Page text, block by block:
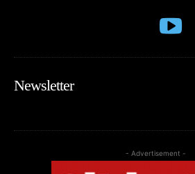
Newsletter
- Advertisement -